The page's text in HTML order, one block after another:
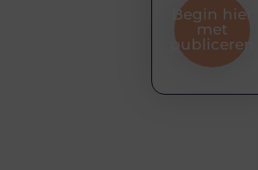
Begin hier
met
publiceren